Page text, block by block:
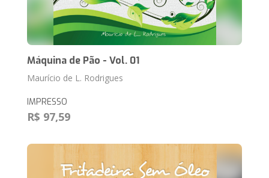
Máquina de Pão - Vol. 01
Maurício de L. Rodrigues
IMPRESSO
R$ 97,59